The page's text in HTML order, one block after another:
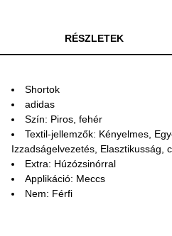
RÉSZLETEK
Shortok
adidas
Szín: Piros, fehér
Textil-jellemzők: Kényelmes,
Izzadságelvezetés, Elasztikusság,
Extra: Húzózsinórral
Applikáció: Meccs
Nem: Férfi